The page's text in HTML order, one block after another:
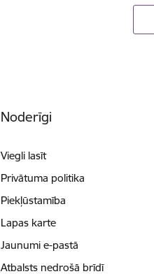
Noderīgi
Viegli lasīt
Privātuma politika
Piekļūstamība
Lapas karte
Jaunumi e-pastā
Atbalsts nedrošā brīdī